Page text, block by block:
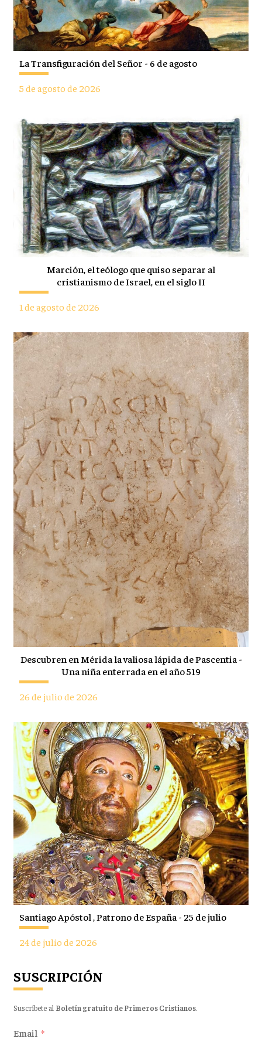
La Transfiguración del Señor - 6 de agosto
5 de agosto de 2026
Marción, el teólogo que quiso separar al
cristianismo de Israel, en el siglo II
1 de agosto de 2026
Descubren en Mérida la valiosa lápida de Pascentia -
Una niña enterrada en el año 519
26 de julio de 2026
Santiago Apóstol , Patrono de España - 25 de julio
24 de julio de 2026
SUSCRIPCIÓN
Suscríbete al Boletín gratuito de Primeros Cristianos.
Email